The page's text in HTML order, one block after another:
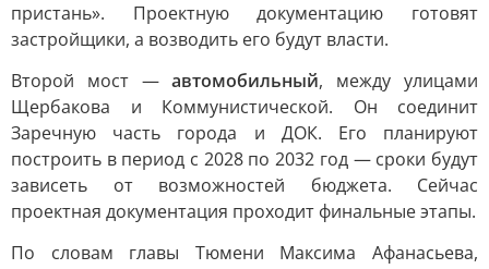
пристань». Проектную документацию готовят
застройщики, а возводить его будут власти.
Второй мост —автомобильный, между улицами
Щербакова и Коммунистической. Он соединит
Заречную часть города и ДОК. Его планируют
построить в период с 2028 по 2032 год — сроки будут
зависеть от возможностей бюджета. Сейчас
проектная документация проходит финальные этапы.
По словам главы Тюмени Максима Афанасьева,